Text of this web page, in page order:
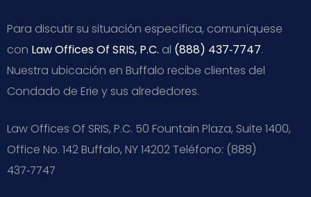
Para discutir su situación específica, comuníquese
con Law Offices Of SRIS, P.C. al (888) 437‑7747.
Nuestra ubicación en Buffalo recibe clientes del
Condado de Erie y sus alrededores.
Law Offices Of SRIS, P.C. 50 Fountain Plaza, Suite 1400,
Office No. 142 Buffalo, NY 14202Teléfono: (888)
437‑7747